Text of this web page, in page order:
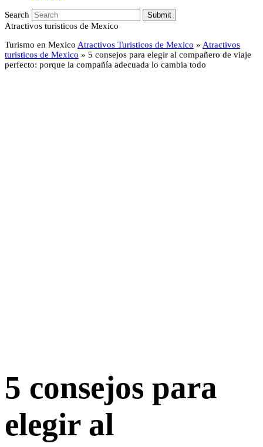
Search Submit
Atractivos turisticos de Mexico
Turismo en Mexico Atractivos Turisticos de Mexico » Atractivos
turisticos de Mexico » 5 consejos para elegir al compañero de viaje
perfecto: porque la compañía adecuada lo cambia todo
5 consejos para
elegir al